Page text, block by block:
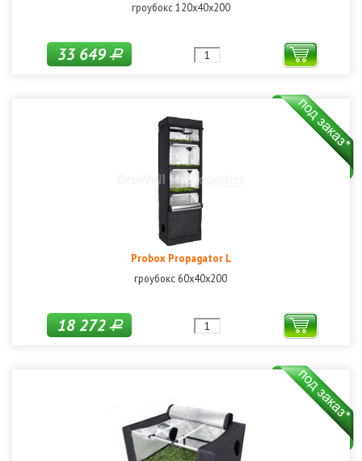
гроубокс 120х40х200
33 649Р
Probox Propagator L
гроубокс 60х40х200
18 272Р